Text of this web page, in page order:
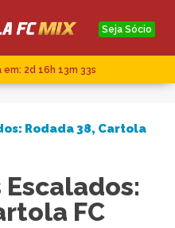
Seja Sócio
em: 2d 16h 13m 32s
Rodada 38, Cartola
FC